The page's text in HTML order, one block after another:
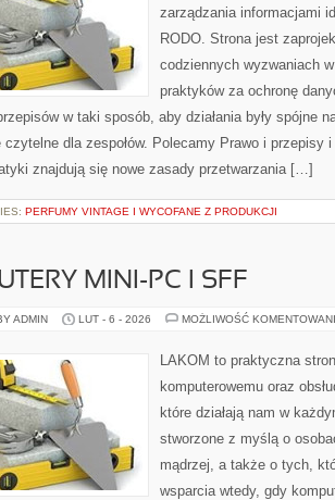
zarządzania informacjami
RODO. Strona jest
codziennych wyzwaniach
praktyków za ochronę
w taki sposób, aby działania były spójne
czytelne dla zespołów. Polecamy Prawo i przepisy
znajdują się nowe zasady przetwarzania […]
PERFUMY VINTAGE I WYCOFANE Z PRODUKCJI
MINI-PC I SFF
ADMIN LUT - 6 - 2026 MOŻLIWOŚĆ
LAKOM to praktyczna
komputerowemu oraz
które działają nam w
stworzone z myślą o
mądrzej, a także o tych,
wsparcia wtedy, gdy